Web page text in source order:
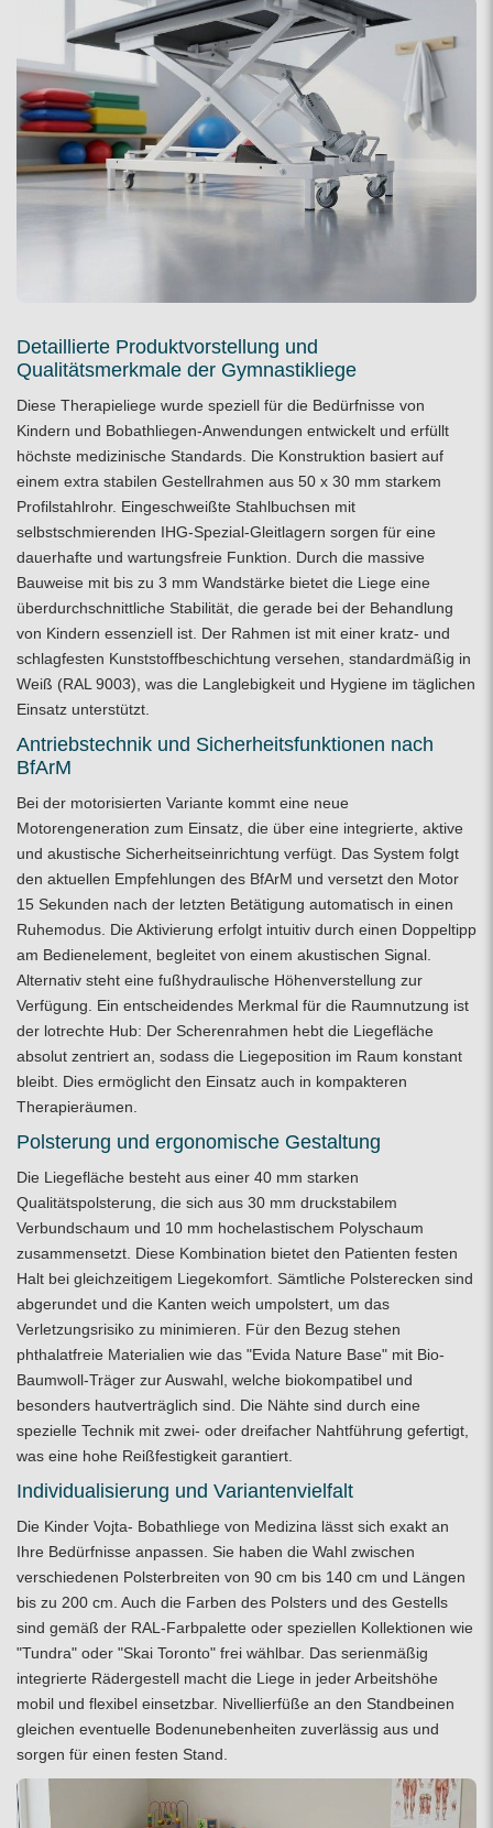
Detaillierte Produktvorstellung und
Qualitätsmerkmale der Gymnastikliege
Diese Therapieliege wurde speziell für die Bedürfnisse von
Kindern und Bobathliegen-Anwendungen entwickelt und erfüllt
höchste medizinische Standards. Die Konstruktion basiert auf
einem extra stabilen Gestellrahmen aus 50 x 30 mm starkem
Profilstahlrohr. Eingeschweißte Stahlbuchsen mit
selbstschmierenden IHG-Spezial-Gleitlagern sorgen für eine
dauerhafte und wartungsfreie Funktion. Durch die massive
Bauweise mit bis zu 3 mm Wandstärke bietet die Liege eine
überdurchschnittliche Stabilität, die gerade bei der Behandlung
von Kindern essenziell ist. Der Rahmen ist mit einer kratz- und
schlagfesten Kunststoffbeschichtung versehen, standardmäßig in
Weiß (RAL 9003), was die Langlebigkeit und Hygiene im täglichen
Einsatz unterstützt.
Antriebstechnik und Sicherheitsfunktionen nach
BfArM
Bei der motorisierten Variante kommt eine neue
Motorengeneration zum Einsatz, die über eine integrierte, aktive
und akustische Sicherheitseinrichtung verfügt. Das System folgt
den aktuellen Empfehlungen des BfArM und versetzt den Motor
15 Sekunden nach der letzten Betätigung automatisch in einen
Ruhemodus. Die Aktivierung erfolgt intuitiv durch einen Doppeltipp
am Bedienelement, begleitet von einem akustischen Signal.
Alternativ steht eine fußhydraulische Höhenverstellung zur
Verfügung. Ein entscheidendes Merkmal für die Raumnutzung ist
der lotrechte Hub: Der Scherenrahmen hebt die Liegefläche
absolut zentriert an, sodass die Liegeposition im Raum konstant
bleibt. Dies ermöglicht den Einsatz auch in kompakteren
Therapieräumen.
Polsterung und ergonomische Gestaltung
Die Liegefläche besteht aus einer 40 mm starken
Qualitätspolsterung, die sich aus 30 mm druckstabilem
Verbundschaum und 10 mm hochelastischem Polyschaum
zusammensetzt. Diese Kombination bietet den Patienten festen
Halt bei gleichzeitigem Liegekomfort. Sämtliche Polsterecken sind
abgerundet und die Kanten weich umpolstert, um das
Verletzungsrisiko zu minimieren. Für den Bezug stehen
phthalatfreie Materialien wie das "Evida Nature Base" mit Bio-
Baumwoll-Träger zur Auswahl, welche biokompatibel und
besonders hautverträglich sind. Die Nähte sind durch eine
spezielle Technik mit zwei- oder dreifacher Nahtführung gefertigt,
was eine hohe Reißfestigkeit garantiert.
Individualisierung und Variantenvielfalt
Die Kinder Vojta- Bobathliege von Medizina lässt sich exakt an
Ihre Bedürfnisse anpassen. Sie haben die Wahl zwischen
verschiedenen Polsterbreiten von 90 cm bis 140 cm und Längen
bis zu 200 cm. Auch die Farben des Polsters und des Gestells
sind gemäß der RAL-Farbpalette oder speziellen Kollektionen wie
"Tundra" oder "Skai Toronto" frei wählbar. Das serienmäßig
integrierte Rädergestell macht die Liege in jeder Arbeitshöhe
mobil und flexibel einsetzbar. Nivellierfüße an den Standbeinen
gleichen eventuelle Bodenunebenheiten zuverlässig aus und
sorgen für einen festen Stand.